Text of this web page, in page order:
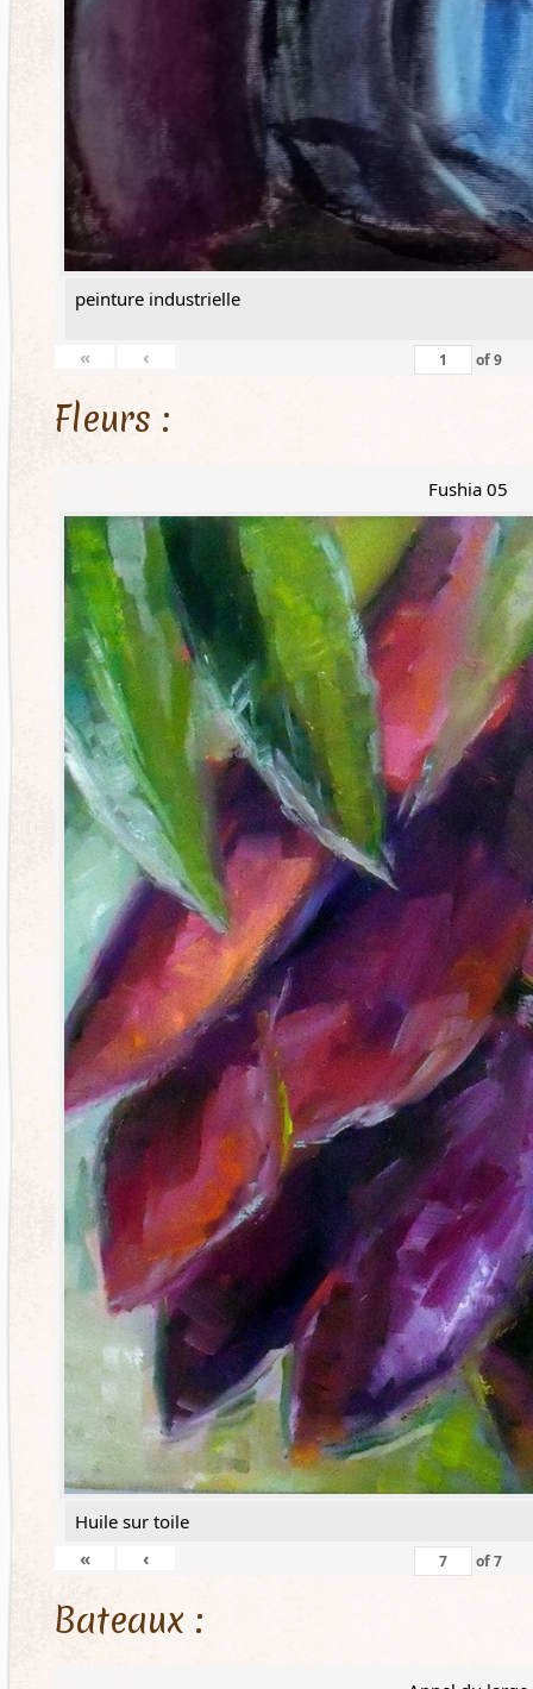
peinture industrielle
« ‹ of9
Fleurs :
Fushia 05
Huile sur toile
«
‹ of7
Bateaux :